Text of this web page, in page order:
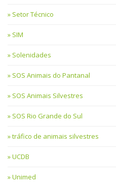
Setor Técnico
SIM
Solenidades
SOS Animais do Pantanal
SOS Animais Silvestres
SOS Rio Grande do Sul
tráfico de animais silvestres
UCDB
Unimed